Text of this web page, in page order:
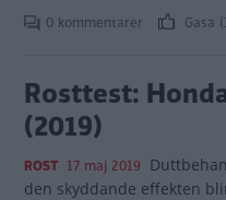
0 kommentarer Gasa
Rosttest:
(2019)
ROST 17 maj 2019
den skyddande effekten